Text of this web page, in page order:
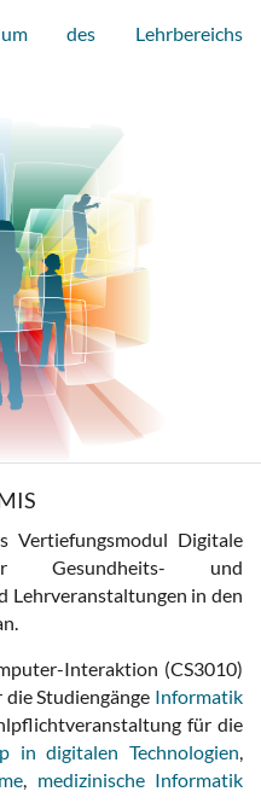
des Lehrbereichs
Vertiefungsmodul Digitale
Gesundheits- und
Lehrveranstaltungen in den
Interaktion (CS3010)
Studiengänge Informatik
für die
in digitalen Technologien,
, medizinische Informatik